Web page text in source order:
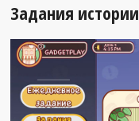
Задания истории